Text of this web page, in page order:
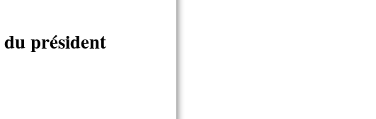
du président